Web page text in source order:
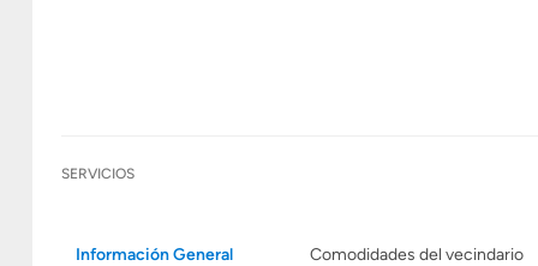
SERVICIOS
Información General Comodidades del vecindario